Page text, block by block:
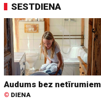
SESTDIENA
Audums bez netīrumiem
© DIENA